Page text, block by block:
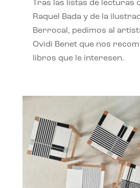
Tras las listas de lecturas
Raquel Bada y de la
Berrocal, pedimos al
Ovidi Benet que nos
libros que le interesen.